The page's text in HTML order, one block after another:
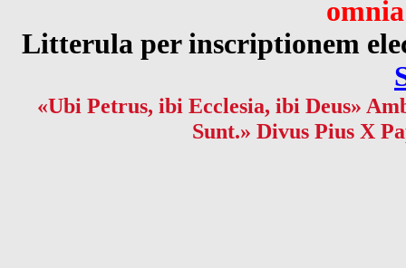
Litterula per inscriptionem
«Ubi Petrus, ibi Ecclesia, ibi Deus»
Sunt.» Divus Pius X